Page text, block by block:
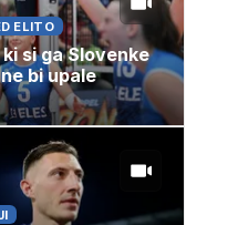
ELITO
si ga Slovenke
bi upale